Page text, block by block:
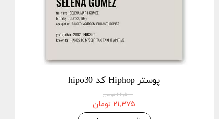
پوستر Hiphop کد hipo30
۲۲,۵۰۰ تومان
۲۱,۳۷۵ تومان